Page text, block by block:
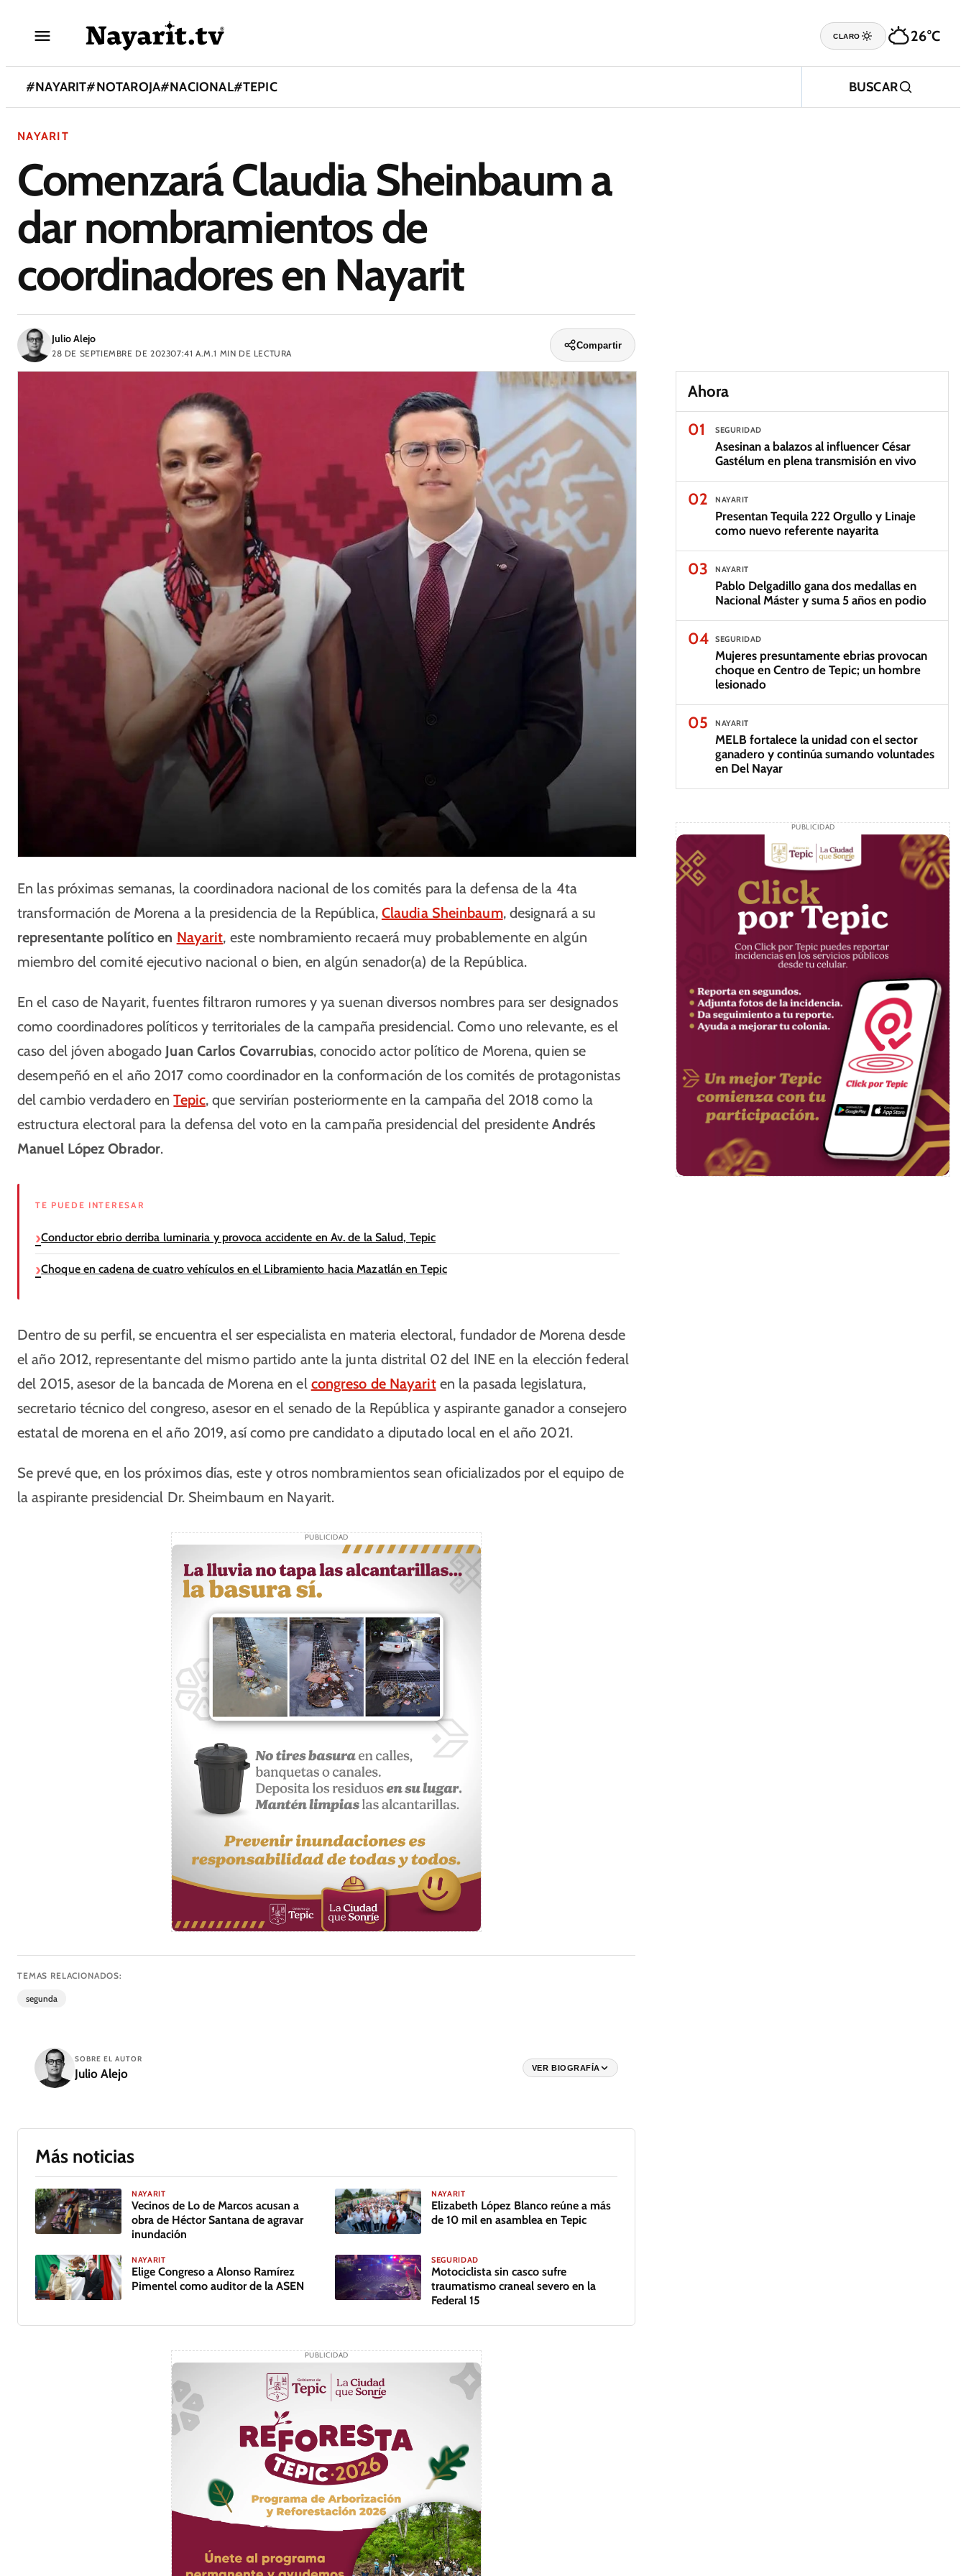
CLARO 26°C
#NAYARIT#NOTAROJA#NACIONAL#TEPIC BUSCAR
NAYARIT
Comenzará Claudia Sheinbaum a
dar nombramientos de
coordinadores en Nayarit
Julio Alejo
28 DE SEPTIEMBRE DE 202307:41 A.M.1 MIN DE LECTURA
Compartir
En las próximas semanas, la coordinadora nacional de los comités para la defensa de la 4ta
transformación de Morena a la presidencia de la República, Claudia Sheinbaum, designará a su
representante político en Nayarit, este nombramiento recaerá muy probablemente en algún
miembro del comité ejecutivo nacional o bien, en algún senador(a) de la República.
En el caso de Nayarit, fuentes filtraron rumores y ya suenan diversos nombres para ser designados
como coordinadores políticos y territoriales de la campaña presidencial. Como uno relevante, es el
caso del jóven abogado Juan Carlos Covarrubias, conocido actor político de Morena, quien se
desempeñó en el año 2017 como coordinador en la conformación de los comités de protagonistas
del cambio verdadero enTepic, que servirían posteriormente en la campaña del 2018 como la
estructura electoral para la defensa del voto en la campaña presidencial del presidente Andrés
Manuel López Obrador.
TE PUEDE INTERESAR
Conductor ebrio derriba luminaria y provoca accidente en Av. de la Salud, Tepic
Choque en cadena de cuatro vehículos en el Libramiento hacia Mazatlán en Tepic
Dentro de su perfil, se encuentra el ser especialista en materia electoral, fundador de Morena desde
el año 2012, representante del mismo partido ante la junta distrital 02 del INE en la elección federal
del 2015, asesor de la bancada de Morena en el congreso de Nayariten la pasada legislatura,
secretario técnico del congreso, asesor en el senado de la República y aspirante ganador a consejero
estatal de morena en el año 2019, así como pre candidato a diputado local en el año 2021.
Se prevé que, en los próximos días, este y otros nombramientos sean oficializados por el equipo de
la aspirante presidencial Dr. Sheimbaum en Nayarit.
PUBLICIDAD
TEMAS RELACIONADOS:
segunda
SOBRE EL AUTOR
Julio Alejo VER BIOGRAFÍA
Más noticias
NAYARIT
Vecinos de Lo de Marcos acusan a
obra de Héctor Santana de agravar
inundación
NAYARIT
Elizabeth López Blanco reúne a más
de 10 mil en asamblea en Tepic
NAYARIT
Elige Congreso a Alonso Ramírez
Pimentel como auditor de la ASEN
SEGURIDAD
Motociclista sin casco sufre
traumatismo craneal severo en la
Federal 15
PUBLICIDAD
Ahora
01
SEGURIDAD
Asesinan a balazos al influencer César
Gastélum en plena transmisión en vivo
02 NAYARIT
Presentan Tequila 222 Orgullo y Linaje
como nuevo referente nayarita
03 NAYARIT
Pablo Delgadillo gana dos medallas en
Nacional Máster y suma 5 años en podio
04 SEGURIDAD
Mujeres presuntamente ebrias provocan
choque en Centro de Tepic; un hombre
lesionado
05 NAYARIT
MELB fortalece la unidad con el sector
ganadero y continúa sumando voluntades
en Del Nayar
PUBLICIDAD